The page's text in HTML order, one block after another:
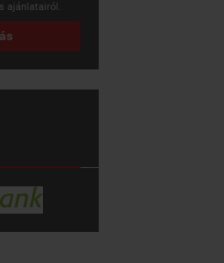
ajánlatairól.